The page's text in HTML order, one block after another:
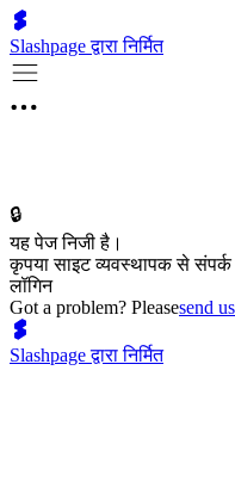
Slashpage द्वारा निर्मित
🔒
यह पेज निजी है।
कृपया साइट व्यवस्थापक से
लॉगिन
Got a problem? Pleasesend
Slashpage द्वारा निर्मित